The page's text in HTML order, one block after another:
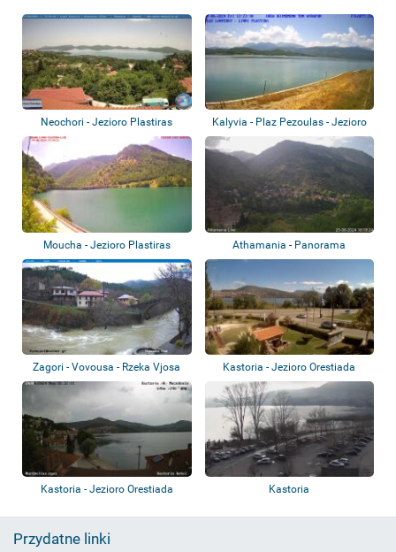
Neochori - Jezioro Plastiras
Kalyvia - Plaz Pezoulas - Jezioro
Plasti...
Moucha - Jezioro Plastiras Athamania - Panorama
Zagori - Vovousa - Rzeka Vjosa Kastoria - Jezioro Orestiada
Kastoria - Jezioro Orestiada Kastoria
Przydatne linki